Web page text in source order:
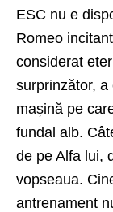
ESC nu e
Romeo
considerat
surprinzător,
mașină pe
fundal alb.
de pe Alfa lui,
vopseaua.
antrenament